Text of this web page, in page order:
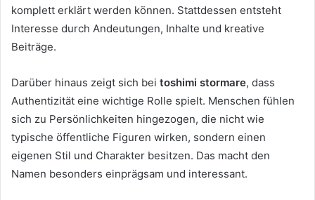
komplett erklärt werden können. Stattdessen entsteht
Interesse durch Andeutungen, Inhalte und kreative
Beiträge.
Darüber hinaus zeigt sich bei toshimi stormare, dass
Authentizität eine wichtige Rolle spielt. Menschen fühlen
sich zu Persönlichkeiten hingezogen, die nicht wie
typische öffentliche Figuren wirken, sondern einen
eigenen Stil und Charakter besitzen. Das macht den
Namen besonders einprägsam und interessant.